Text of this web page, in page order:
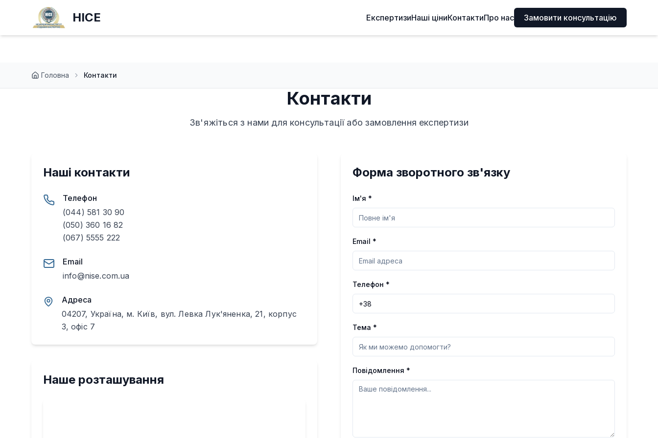
НІСЕ ЕкспертизиНаші ціниКонтактиПро нас Замовити консультацію
Головна Контакти
Контакти
Зв'яжіться з нами для консультації або замовлення експертизи
Наші контакти
Телефон
(044) 581 30 90
(050) 360 16 82
(067) 5555 222
Email
info@nise.com.ua
Адреса
04207, Україна, м. Київ, вул. Левка Лук'яненка, 21, корпус
3, офіс 7
Наше розташування
Форма зворотного зв'язку
Ім'я *
Email *
Телефон *
Тема *
Повідомлення *